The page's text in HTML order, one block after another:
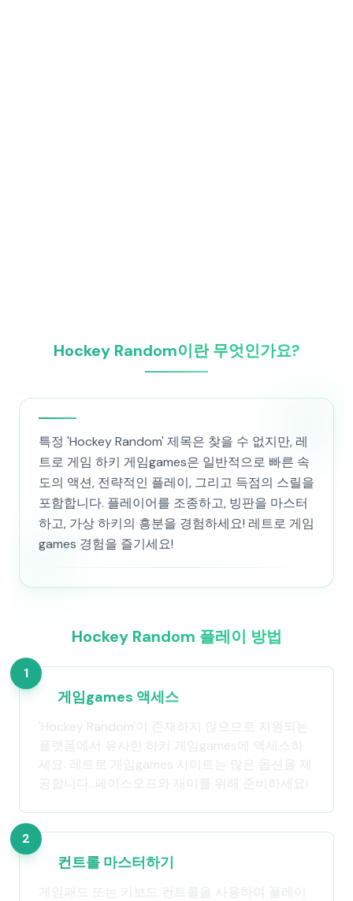
Hockey Random이란 무엇인가요?
특정 'Hockey Random' 제목은 찾을 수 없지만, 레
트로 게임 하키 게임games은 일반적으로 빠른 속
도의 액션, 전략적인 플레이, 그리고 득점의 스릴을
포함합니다. 플레이어를 조종하고, 빙판을 마스터
하고, 가상 하키의 흥분을 경험하세요! 레트로 게임
games 경험을 즐기세요!
Hockey Random 플레이 방법
1
게임games 액세스
'Hockey Random'이 존재하지 않으므로 지원되는
플랫폼에서 유사한 하키 게임games에 액세스하
세요. 레트로 게임games 사이트는 많은 옵션을 제
공합니다. 페이스오프와 재미를 위해 준비하세요!
2
컨트롤 마스터하기
게임패드 또는 키보드 컨트롤을 사용하여 플레이